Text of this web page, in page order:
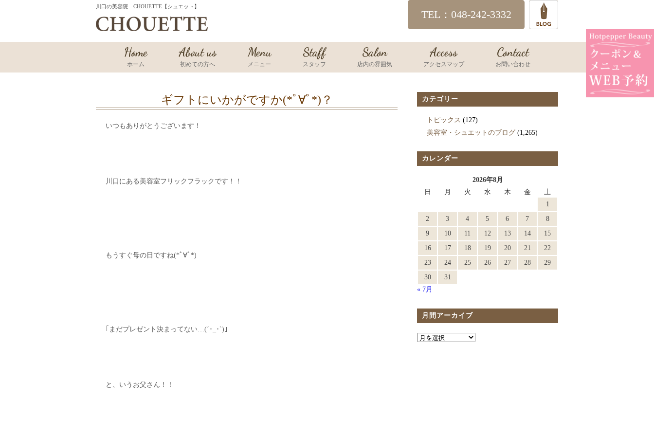
川口の美容院 CHOUETTE【シュエット】
TEL：048-242-3332
Home
ホーム
About us
初めての方へ
Menu
メニュー
Staff
スタッフ
Salon
店内の雰囲気
Access
アクセスマップ
Contact
お問い合わせ
ギフトにいかがですか(*ﾟ∀ﾟ*)？
いつもありがとうございます！
川口にある美容室フリックフラックです！！
もうすぐ母の日ですね(*ﾟ∀ﾟ*)
｢まだプレゼント決まってない…(´･_･`)｣
と、いうお父さん！！
カテゴリー
トピックス (127)
美容室・シュエットのブログ (1,265)
カレンダー
2026年8月
日
月 火 水 木 金
土
1
2
3 4 5 6 7
8
9
10 11 12 13 14
15
16
17 18 19 20 21
22
23
24 25 26 27 28
29
30
31
« 7月
月間アーカイブ